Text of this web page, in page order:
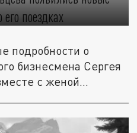
подробности о
бизнесмена Сергея
с женой...